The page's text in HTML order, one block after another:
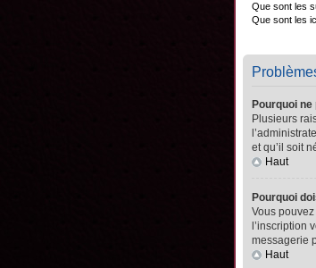
Que sont les
Que sont les
Pourquoi
Plusieurs
et qu’il soit
Haut
Pourquoi
Vous
l’inscription
messagerie
Haut